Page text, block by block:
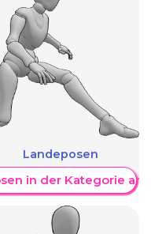
Landeposen
in der Kategorie